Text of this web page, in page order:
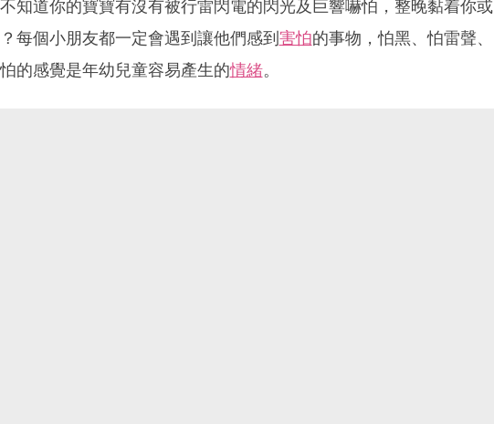
知道你的寶寶有沒有被行雷閃電的閃光及巨響嚇怕，整晚黏着你或
？每個小朋友都一定會遇到讓他們感到 害怕的事物，怕黑、怕雷聲、
的感覺是年幼兒童容易產生的情緒。